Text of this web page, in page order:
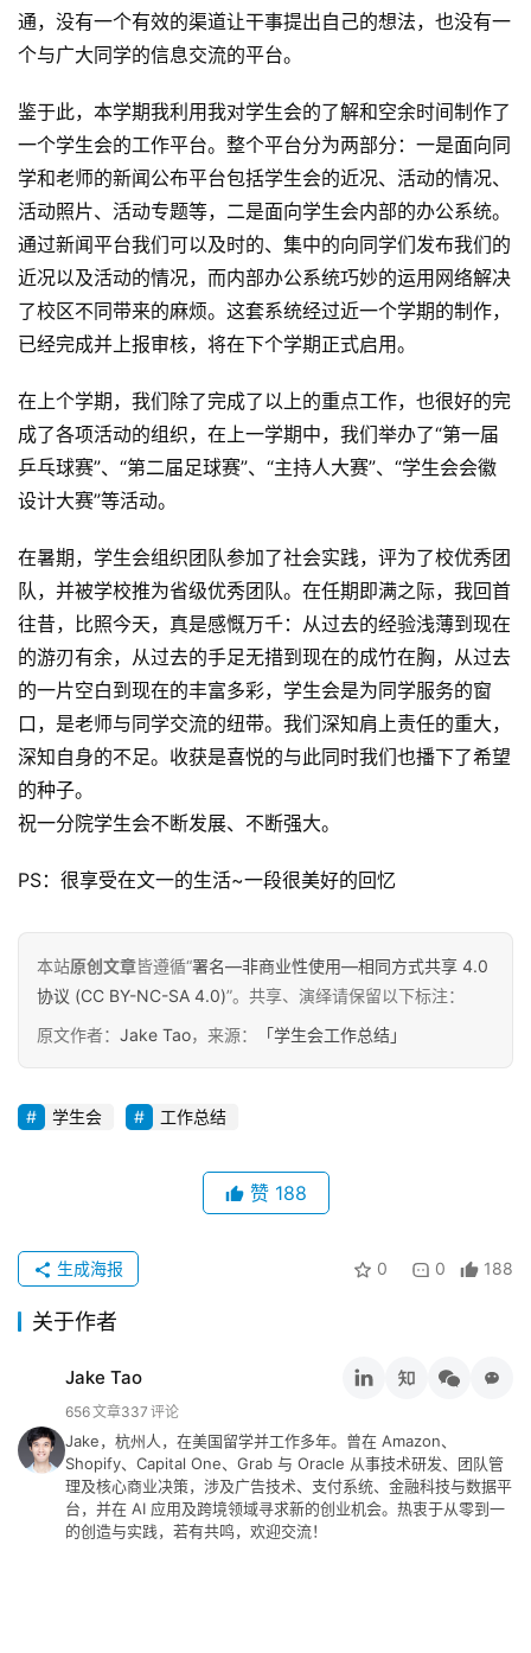
栏
业
碎
碎
念
推
&
工
具
于
&
留
言
通，没有一个有效的渠道让干事提出自己的想法，也没有一
个与广大同学的信息交流的平台。
鉴于此，本学期我利用我对学生会的了解和空余时间制作了
一个学生会的工作平台。整个平台分为两部分：一是面向同
学和老师的新闻公布平台包括学生会的近况、活动的情况、
活动照片、活动专题等，二是面向学生会内部的办公系统。
通过新闻平台我们可以及时的、集中的向同学们发布我们的
近况以及活动的情况，而内部办公系统巧妙的运用网络解决
了校区不同带来的麻烦。这套系统经过近一个学期的制作，
已经完成并上报审核，将在下个学期正式启用。
在上个学期，我们除了完成了以上的重点工作，也很好的完
成了各项活动的组织，在上一学期中，我们举办了“第一届
乒乓球赛”、“第二届足球赛”、“主持人大赛”、“学生会会徽
设计大赛”等活动。
在暑期，学生会组织团队参加了社会实践，评为了校优秀团
队，并被学校推为省级优秀团队。在任期即满之际，我回首
往昔，比照今天，真是感慨万千：从过去的经验浅薄到现在
的游刃有余，从过去的手足无措到现在的成竹在胸，从过去
的一片空白到现在的丰富多彩，学生会是为同学服务的窗
口，是老师与同学交流的纽带。我们深知肩上责任的重大，
深知自身的不足。收获是喜悦的与此同时我们也播下了希望
的种子。
祝一分院学生会不断发展、不断强大。
PS：很享受在文一的生活~一段很美好的回忆
本站原创文章皆遵循“署名—非商业性使用—相同方式共享 4.0
协议 (CC BY-NC-SA 4.0)”。共享、演绎请保留以下标注：
原文作者： Jake Tao，来源： 「学生会工作总结」
学生会 工作总结
赞 188
0 0 188
生成海报
关于作者
Jake Tao
656文章337 评论
Jake，杭州人，在美国留学并工作多年。曾在 Amazon、
Shopify、Capital One、Grab 与 Oracle 从事技术研发、团队管
理及核心商业决策，涉及广告技术、支付系统、金融科技与数据平
台，并在 AI 应用及跨境领域寻求新的创业机会。热衷于从零到一
的创造与实践，若有共鸣，欢迎交流！